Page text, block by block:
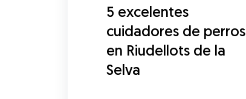
5 excelentes
cuidadores de perros
en Riudellots de la
Selva